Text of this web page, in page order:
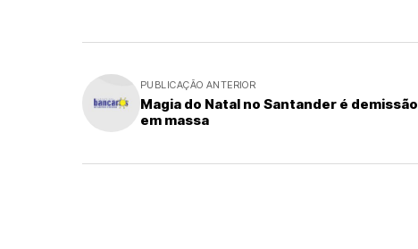
PUBLICAÇÃO ANTERIOR
Magia do Natal no Santander é demissão
em massa